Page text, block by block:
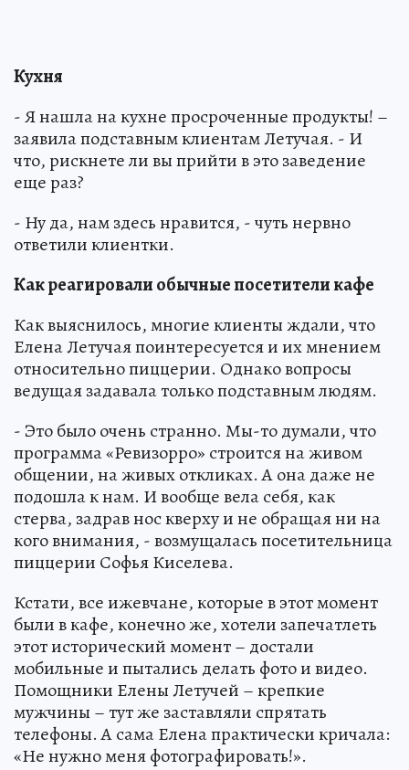
Кухня
- Я нашла на кухне просроченные продукты! –
заявила подставным клиентам Летучая. - И
что, рискнете ли вы прийти в это заведение
еще раз?
- Ну да, нам здесь нравится, - чуть нервно
ответили клиентки.
Как реагировали обычные посетители кафе
Как выяснилось, многие клиенты ждали, что
Елена Летучая поинтересуется и их мнением
относительно пиццерии. Однако вопросы
ведущая задавала только подставным людям.
- Это было очень странно. Мы-то думали, что
программа «Ревизорро» строится на живом
общении, на живых откликах. А она даже не
подошла к нам. И вообще вела себя, как
стерва, задрав нос кверху и не обращая ни на
кого внимания, - возмущалась посетительница
пиццерии Софья Киселева.
Кстати, все ижевчане, которые в этот момент
были в кафе, конечно же, хотели запечатлеть
этот исторический момент – достали
мобильные и пытались делать фото и видео.
Помощники Елены Летучей – крепкие
мужчины – тут же заставляли спрятать
телефоны. А сама Елена практически кричала:
«Не нужно меня фотографировать!».